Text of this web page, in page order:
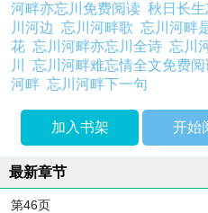
河畔亦忘川免费阅读秋日长
川河边忘川河畔歌忘川河畔
花忘川河畔亦忘川全诗忘川
川忘川河畔难忘情全文免费
河畔忘川河畔下一句
加入书架 开始
最新章节
第46页